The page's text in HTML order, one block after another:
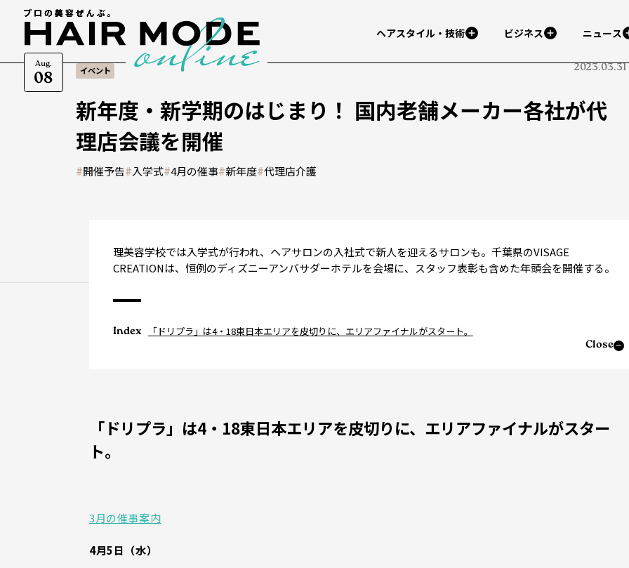
Aug.
08
ヘアスタイル・技術 ビジネス ニュース
イベント 2023.03.31
新年度・新学期のはじまり！ 国内老舗メーカー各社が代
理店会議を開催
#開催予告#入学式#4月の催事#新年度#代理店介護
理美容学校では入学式が行われ、ヘアサロンの入社式で新人を迎えるサロンも。千葉県のVISAGE
CREATIONは、恒例のディズニーアンバサダーホテルを会場に、スタッフ表彰も含めた年頭会を開催する。
Index
Close
「ドリプラ」は4・18東日本エリアを皮切りに、エリアファイナルがスタート。
「ドリプラ」は4・18東日本エリアを皮切りに、エリアファイナルがスター
ト。
3月の催事案内
4月5日（水）